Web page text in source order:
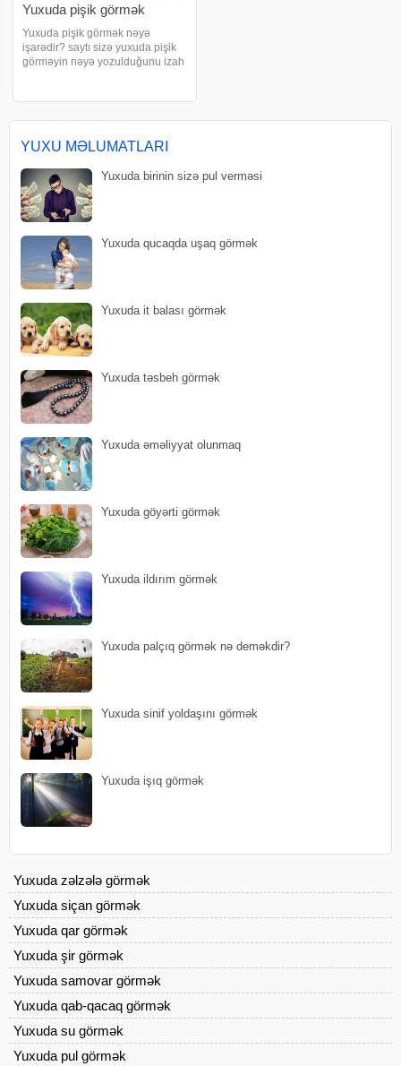
Yuxuda pişik görmək
Yuxuda pişik görmək nəyə
işarədir? saytı sizə yuxuda pişik
görməyin nəyə yozulduğunu izah
Amma bəzən pişiyin pis şans
gətirildiyi də düşünülür. Yuxunun
YUXU MƏLUMATLARI
Yuxuda birinin sizə pul verməsi
Yuxuda qucaqda uşaq görmək
Yuxuda it balası görmək
Yuxuda təsbeh görmək
Yuxuda əməliyyat olunmaq
Yuxuda göyərti görmək
Yuxuda ildırım görmək
Yuxuda palçıq görmək nə deməkdir?
Yuxuda sinif yoldaşını görmək
Yuxuda işıq görmək
Yuxuda zəlzələ görmək
Yuxuda siçan görmək
Yuxuda qar görmək
Yuxuda şir görmək
Yuxuda samovar görmək
Yuxuda qab-qacaq görmək
Yuxuda su görmək
Yuxuda pul görmək